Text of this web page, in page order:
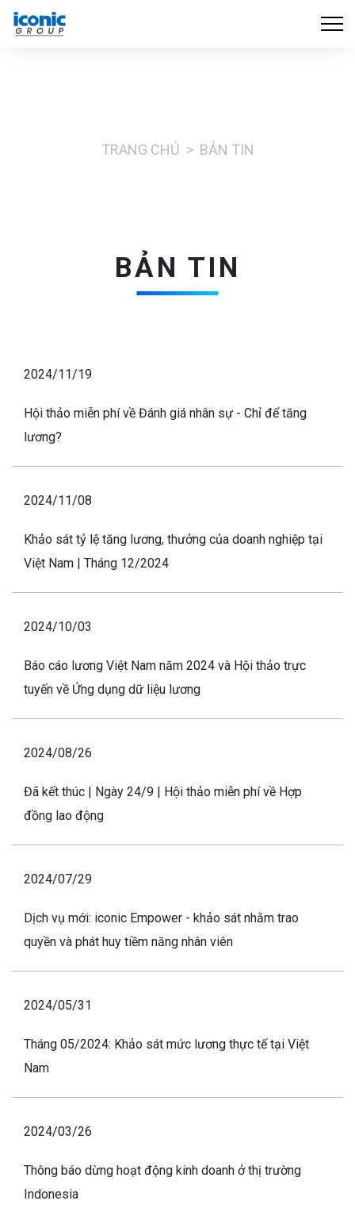
TRANG CHỦ BẢN TIN
BẢN TIN
2024/11/19
Hội thảo miễn phí về Đánh giá nhân sự - Chỉ để tăng
lương?
2024/11/08
Khảo sát tỷ lệ tăng lương, thưởng của doanh nghiệp tại
Việt Nam | Tháng 12/2024
2024/10/03
Báo cáo lương Việt Nam năm 2024 và Hội thảo trực
tuyến về Ứng dụng dữ liệu lương
2024/08/26
Đã kết thúc | Ngày 24/9 | Hội thảo miễn phí về Hợp
đồng lao động
2024/07/29
Dịch vụ mới: iconic Empower - khảo sát nhằm trao
quyền và phát huy tiềm năng nhân viên
2024/05/31
Tháng 05/2024: Khảo sát mức lương thực tế tại Việt
Nam
2024/03/26
Thông báo dừng hoạt động kinh doanh ở thị trường
Indonesia